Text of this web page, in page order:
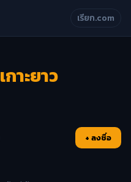
เรียก.com
เกาะยาว
+ ลงชื่อ